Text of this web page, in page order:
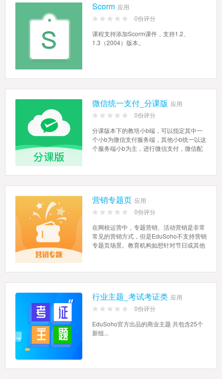
Scorm 应用
0份评分
课程支持添加Scorm课件，支持1.2、
1.3（2004）版本。
微信统一支付_分课版 应用
0份评分
分课版本下的教培小b端，可以指定其中一
个小b为微信支付服务端，其他小b统一以这
个服务端小b为主，进行微信支付，微信配
营销专题页 应用
0份评分
在网校运营中，专题营销、活动营销是非常
常见的营销方式，但是EduSoho不支持营销
专题页场景。教育机构如想针对节日或其他
行业主题_考试考证类 应用
0份评分
EduSoho官方出品的商业主题 共包含25个
新组...